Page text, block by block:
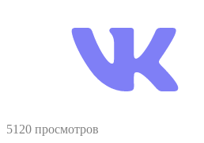
5120 просмотров